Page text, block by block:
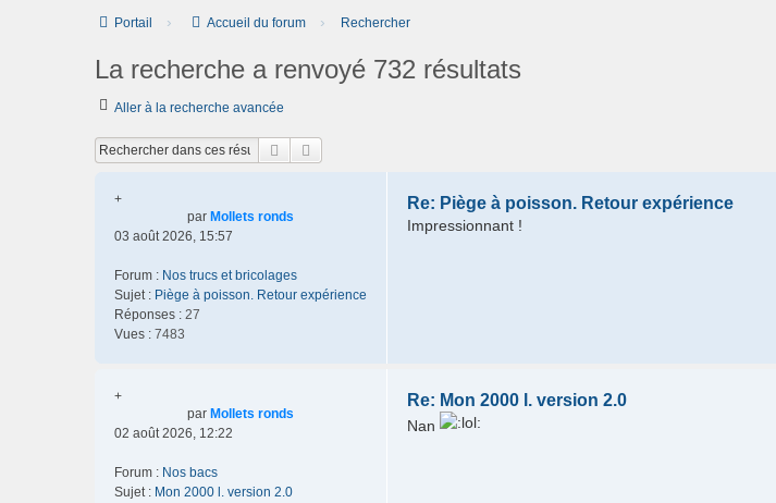
Portail Accueil du forum Rechercher
La recherche a renvoyé 732 résultats
Aller à la recherche avancée
Rechercher
+
par Mollets ronds
03 août 2026, 15:57
Forum : Nos trucs et bricolages
Sujet : Piège à poisson. Retour expérience
Réponses : 27
Vues : 7483
Re: Piège à poisson. Retour expérience
Impressionnant !
+
par Mollets ronds
02 août 2026, 12:22
Forum : Nos bacs
Sujet : Mon 2000 l. version 2.0
Re: Mon 2000 l. version 2.0
Nan